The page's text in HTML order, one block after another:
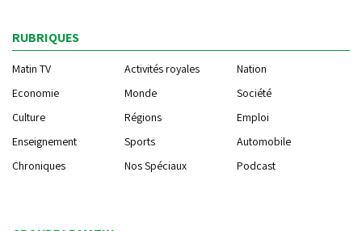
RUBRIQUES
Matin TV Activités royales
Nation
Economie
Monde
Société
Culture
Régions
Emploi
Enseignement
Sports
Automobile
Chroniques
Nos Spéciaux Podcast